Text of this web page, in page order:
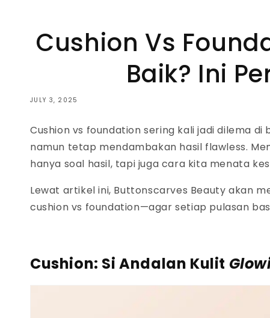
Cushion Vs
Baik? Ini
JULY 3, 2025
Cushion vs foundation sering kali jadi dilema di
namun tetap mendambakan hasil flawless.
hanya soal hasil, tapi juga cara kita menata
Lewat artikel ini, Buttonscarves Beauty akan
cushion vs foundation—agar setiap pulasan
Cushion: Si Andalan Kulit